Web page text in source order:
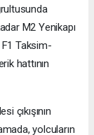
M2 Yenikapı
Taksim-
hattının
çıkışının
yolcuların